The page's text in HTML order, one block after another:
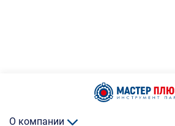
О компании